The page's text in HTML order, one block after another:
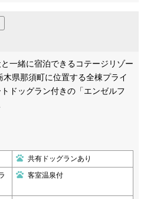
一緒に宿泊できるコテージリゾー
木県那須町に位置する全棟プライ
ドッグラン付きの「エンゼルフ
共有ドッグランあり
客室温泉付